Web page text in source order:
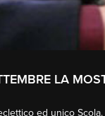
LA
ed unico